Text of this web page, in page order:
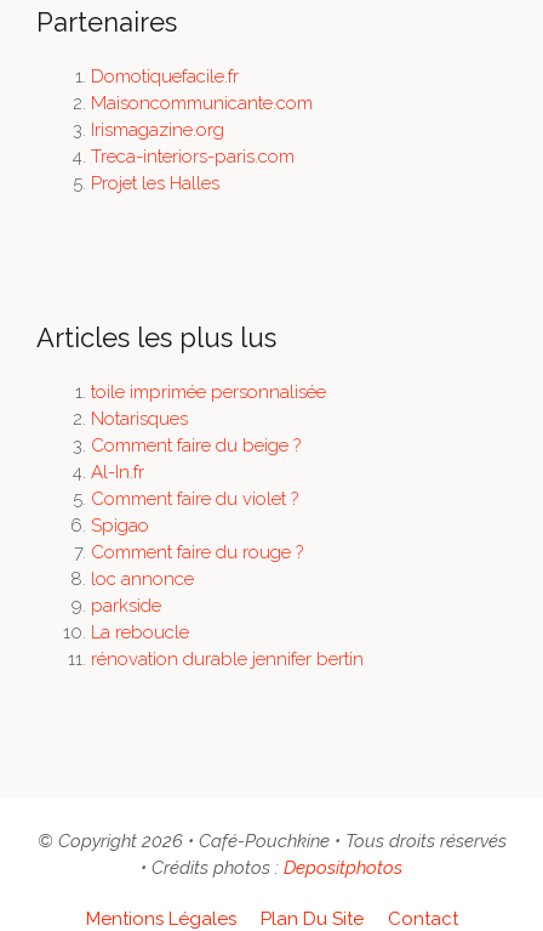
Partenaires
Domotiquefacile.fr
Maisoncommunicante.com
Irismagazine.org
Treca-interiors-paris.com
Projet les Halles
Articles les plus lus
toile imprimée personnalisée
Notarisques
Comment faire du beige ?
Al-In.fr
Comment faire du violet ?
Spigao
Comment faire du rouge ?
loc annonce
parkside
La reboucle
rénovation durable jennifer bertin
© Copyright 2026 • Café-Pouchkine • Tous droits réservés
• Crédits photos : Depositphotos
Mentions Légales Plan Du Site Contact